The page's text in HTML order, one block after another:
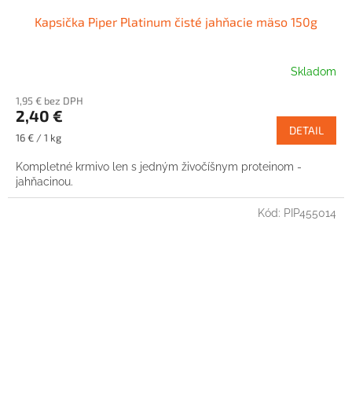
Kapsička Piper Platinum čisté jahňacie mäso 150g
Skladom
1,95 € bez DPH
2,40 €
Jednotková
16 € / 1 kg
DETAIL
Kompletné krmivo len s jedným živočíšnym proteinom -
jahňacinou.
Kód: PIP455014